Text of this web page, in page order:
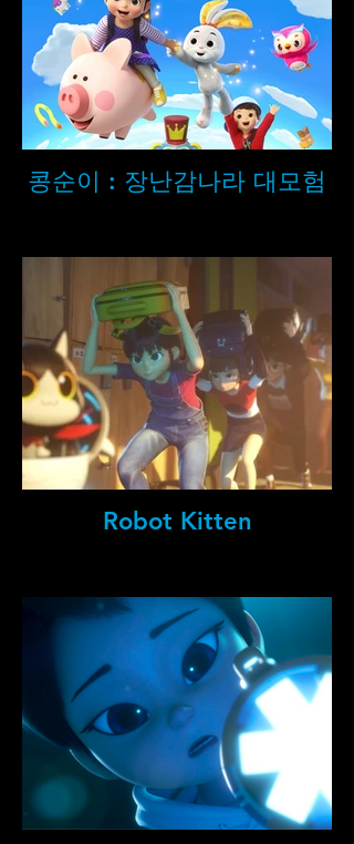
콩순이 : 장난감나라 대모험
Robot Kitten